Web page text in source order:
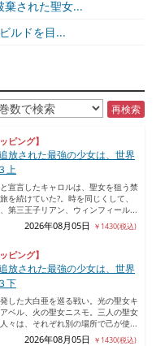
棄された聖女...
ルドを目...
再検索
ピング】
された最強の少女は、世界
上
宣言したキャロルは、聖女を狙う禁
を続けていた?。時を同じくして、
第三王子リアン、ウィンフィール...
2026年08月05日 ￥1430(税込)
ピング】
された最強の少女は、世界
下
した大白亜を巡る戦い。光の聖女キ
ベル、火の聖女ニスモ。三人の聖女
々は、それぞれ別の場所で己が使...
2026年08月05日 ￥1430(税込)